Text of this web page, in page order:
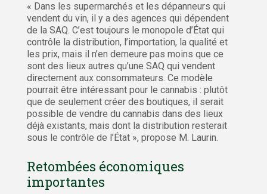
« Dans les supermarchés et les dépanneurs qui
vendent du vin, il y a des agences qui dépendent
de la SAQ. C’est toujours le monopole d’État qui
contrôle la distribution, l’importation, la qualité et
les prix, mais il n’en demeure pas moins que ce
sont des lieux autres qu’une SAQ qui vendent
directement aux consommateurs. Ce modèle
pourrait être intéressant pour le cannabis : plutôt
que de seulement créer des boutiques, il serait
possible de vendre du cannabis dans des lieux
déjà existants, mais dont la distribution resterait
sous le contrôle de l’État », propose M. Laurin.
Retombées économiques
importantes